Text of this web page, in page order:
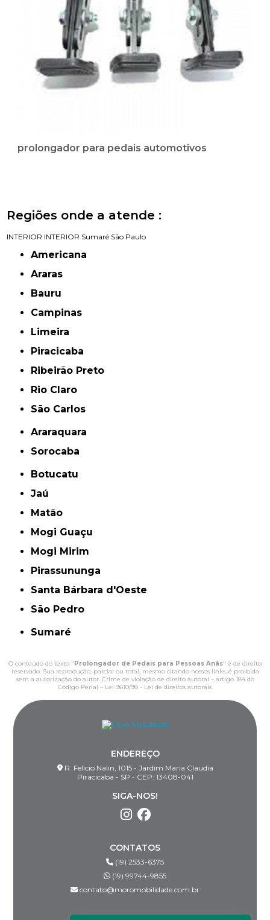
prolongador para pedais automotivos
Regiões onde a atende :
INTERIOR INTERIOR Sumaré São Paulo
Americana
Araras
Bauru
Campinas
Limeira
Piracicaba
Ribeirão Preto
Rio Claro
São Carlos
Araraquara
Sorocaba
Botucatu
Jaú
Matão
Mogi Guaçu
Mogi Mirim
Pirassununga
Santa Bárbara d'Oeste
São Pedro
Sumaré
O conteúdo do texto " Prolongador de Pedais para Pessoas Anãs" é de direito
reservado. Sua reprodução, parcial ou total, mesmo citando nossos links, é proibida
sem a autorização do autor. Crime de violação de direito autoral – artigo 184 do
Código Penal – Lei 9610/98 - Lei de direitos autorais.
ENDEREÇO
R. Felício Nalin, 1015 - Jardim Maria Claudia
Piracicaba - SP - CEP: 13408-041
SIGA-NOS!
CONTATOS
(19) 2533-6375
(19) 99744-9855
contato@moromobilidade.com.br